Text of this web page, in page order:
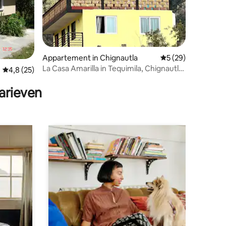
Gemiddelde beoordeling van 4,8 uit 5, 25 recensies
4,8 (25)
Appartement in Chignautla Gemiddelde
5 (29)
La Casa Amarilla in Tequimila, Chignautla